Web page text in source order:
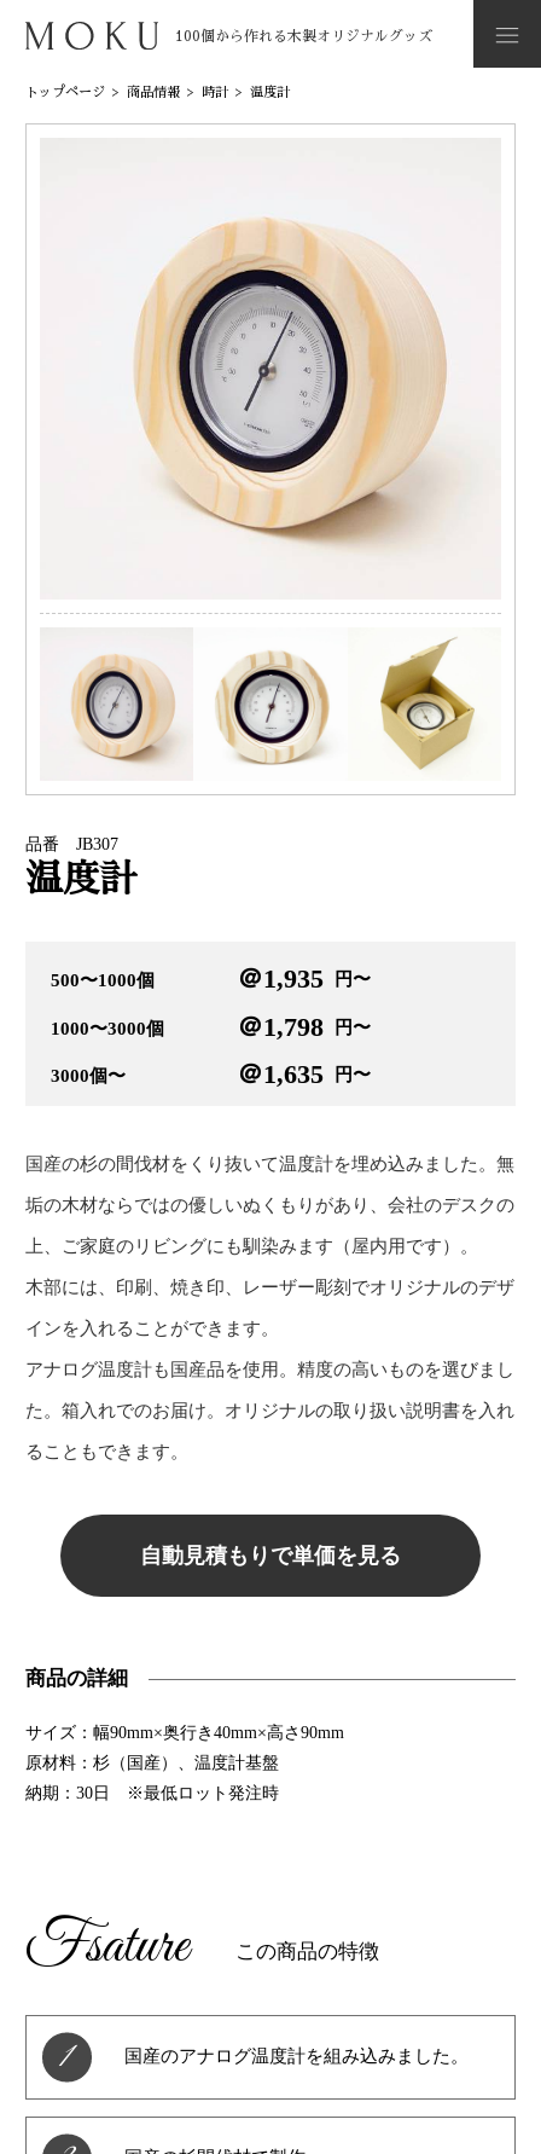
100個から作れる木製オリジナルグッズ
トップページ > 商品情報 > 時計 > 温度計
品番 JB307
温度計
500〜1000個 ＠1,935 円〜
1000〜3000個 ＠1,798 円〜
3000個〜 ＠1,635 円〜
国産の杉の間伐材をくり抜いて温度計を埋め込みました。無
垢の木材ならではの優しいぬくもりがあり、会社のデスクの
上、ご家庭のリビングにも馴染みます（屋内用です）。
木部には、印刷、焼き印、レーザー彫刻でオリジナルのデザ
インを入れることができます。
アナログ温度計も国産品を使用。精度の高いものを選びまし
た。箱入れでのお届け。オリジナルの取り扱い説明書を入れ
ることもできます。
自動見積もりで単価を見る
商品の詳細
サイズ：幅90mm×奥行き40mm×高さ90mm
原材料：杉（国産）、温度計基盤
納期：30日 ※最低ロット発注時
Fsature この商品の特徴
1 国産のアナログ温度計を組み込みました。